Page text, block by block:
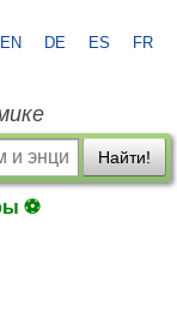
EN DE ES FR
Найти!
⚽